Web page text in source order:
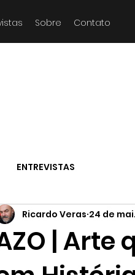
Sobre Contato
ENTREVISTAS
| Arte
Ricardo Veras 24 de mai.